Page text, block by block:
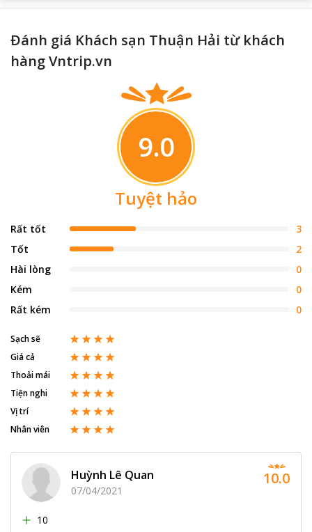
Đánh giá Khách sạn Thuận Hải từ khách
hàng Vntrip.vn
9.0
Tuyệt hảo
Rất tốt
3
Tốt
2
Hài lòng
0
Kém
0
Rất kém
0
Sạch sẽ
Giá cả
Thoải mái
Tiện nghi
Vị trí
Nhân viên
Huỳnh Lê Quan
07/04/2021
10
10.0